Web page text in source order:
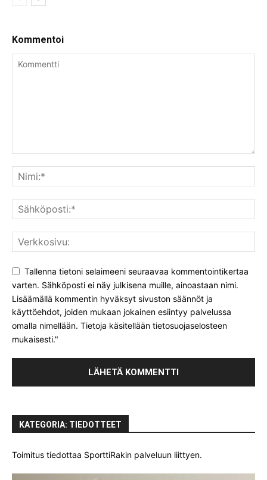
Kommentoi
Tallenna tietoni selaimeeni seuraavaa kommentointikertaa
varten. Sähköposti ei näy julkisena muille, ainoastaan nimi.
Lisäämällä kommentin hyväksyt sivuston säännöt ja
käyttöehdot, joiden mukaan jokainen esiintyy palvelussa
omalla nimellään. Tietoja käsitellään tietosuojaselosteen
mukaisesti."
KATEGORIA: TIEDOTTEET
Toimitus tiedottaa SporttiRakin palveluun liittyen.